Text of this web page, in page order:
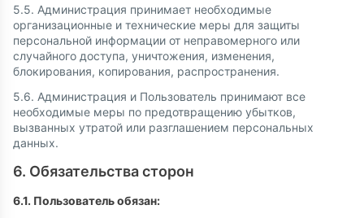
5.5. Администрация принимает необходимые
организационные и технические меры для защиты
персональной информации от неправомерного или
случайного доступа, уничтожения, изменения,
блокирования, копирования, распространения.
5.6. Администрация и Пользователь принимают все
необходимые меры по предотвращению убытков,
вызванных утратой или разглашением персональных
данных.
6. Обязательства сторон
6.1. Пользователь обязан: